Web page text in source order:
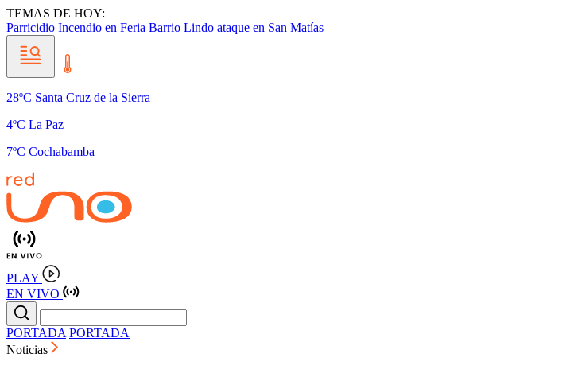
TEMAS DE HOY:
Parricidio Incendio en Feria Barrio Lindo ataque en San Matías
28ºC Santa Cruz de la Sierra
4ºC La Paz
7ºC Cochabamba
PLAY
EN VIVO
PORTADA PORTADA
Noticias